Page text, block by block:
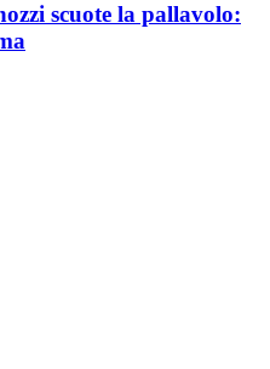
scuote la pallavolo: